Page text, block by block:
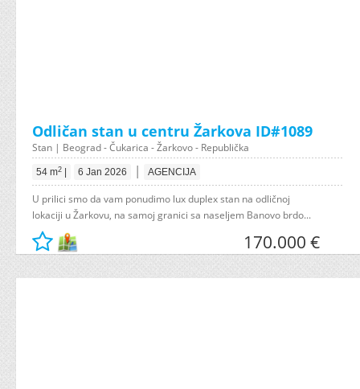
Odličan stan u centru Žarkova ID#1089
Stan | Beograd - Čukarica - Žarkovo - Republička
54 m2 6 Jan 2026 | AGENCIJA
U prilici smo da vam ponudimo lux duplex stan na odličnoj
lokaciji u Žarkovu, na samoj granici sa naseljem Banovo brdo...
170.000 €